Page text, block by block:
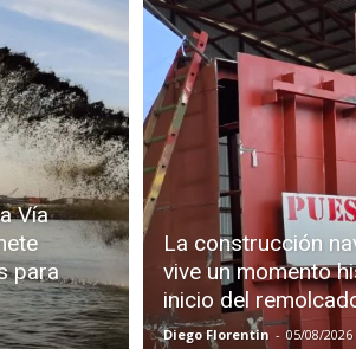
Vía
para
La construcción
vive un momento
inicio del
Diego Florentin - 05/08/2026